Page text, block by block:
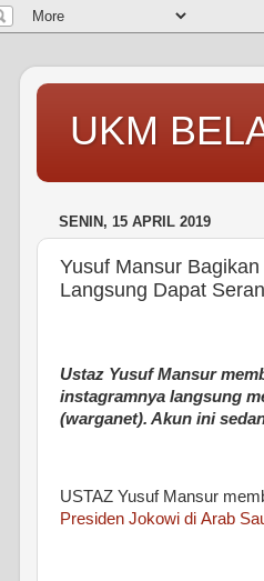
UKM
SENIN, 15 APRIL 2019
Yusuf Mansur
Langsung Dapat
Ustaz Yusuf Mansur
instagramnya langsung
(warganet). Akun ini
USTAZ Yusuf Mansur
Presiden Jokowi di Arab